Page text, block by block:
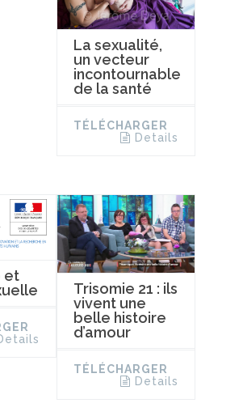
La sexualité,
un vecteur
incontournable
de la santé
TÉLÉCHARGER
Details
et
Trisomie 21 : ils
vivent une
belle histoire
d’amour
TÉLÉCHARGER
Details